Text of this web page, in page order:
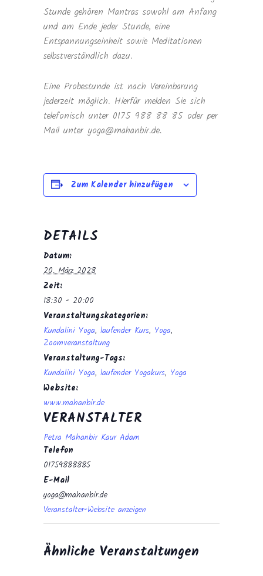
Stunde gehören Mantras sowohl am Anfang
und am Ende jeder Stunde, eine
Entspannungseinheit sowie Meditationen
selbstverständlich dazu.
Eine Probestunde ist nach Vereinbarung
jederzeit möglich. Hierfür melden Sie sich
telefonisch unter 0175 988 88 85 oder per
Mail unter yoga@mahanbir.de.
Zum Kalender hinzufügen
DETAILS
Datum:
20. März 2028
Zeit:
18:30 - 20:00
Veranstaltungskategorien:
Kundalini Yoga, laufender Kurs, Yoga,
Zoomveranstaltung
Veranstaltung-Tags:
Kundalini Yoga, laufender Yogakurs, Yoga
Website:
www.mahanbir.de
VERANSTALTER
Petra Mahanbir Kaur Adam
Telefon
01759888885
E-Mail
yoga@mahanbir.de
Veranstalter-Website anzeigen
Ähnliche Veranstaltungen